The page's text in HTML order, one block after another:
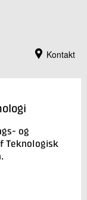
Kontakt
og
Teknologisk